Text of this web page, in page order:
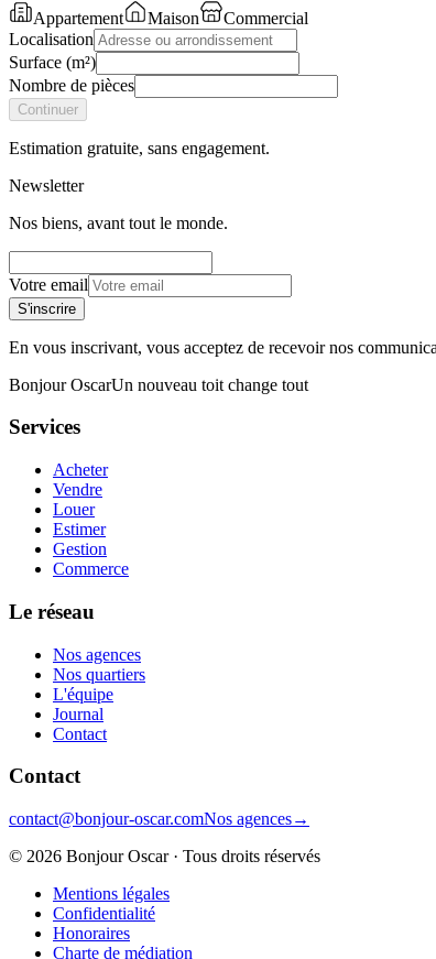
Appartement
Maison
Commercial
Localisation
Surface (m²)
Nombre de pièces
Continuer
Estimation gratuite, sans engagement.
Newsletter
Nos biens, avant tout le monde.
Votre email
S'inscrire
En vous inscrivant, vous acceptez de recevoir nos
Bonjour OscarUn nouveau toit change tout
Services
Acheter
Vendre
Louer
Estimer
Gestion
Commerce
Le réseau
Nos agences
Nos quartiers
L'équipe
Journal
Contact
Contact
contact@bonjour-oscar.comNos agences→
© 2026 Bonjour Oscar · Tous droits réservés
Mentions légales
Confidentialité
Honoraires
Charte de médiation